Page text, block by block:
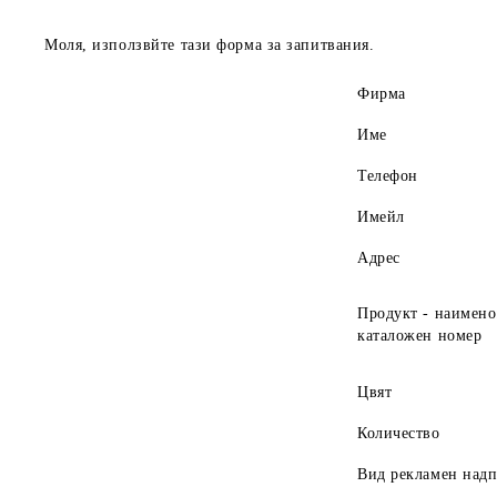
Моля, използвйте тази форма за запитвания.
Фирма
Име
Телефон
Имейл
Адрес
Продукт -
каталожен номер
Цвят
Количество
Вид рекламен